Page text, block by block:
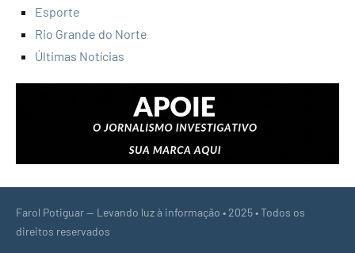
Esporte
Rio Grande do Norte
Últimas Notícias
Farol Potiguar — Levando luz à informação • 2025 • Todos os
direitos reservados